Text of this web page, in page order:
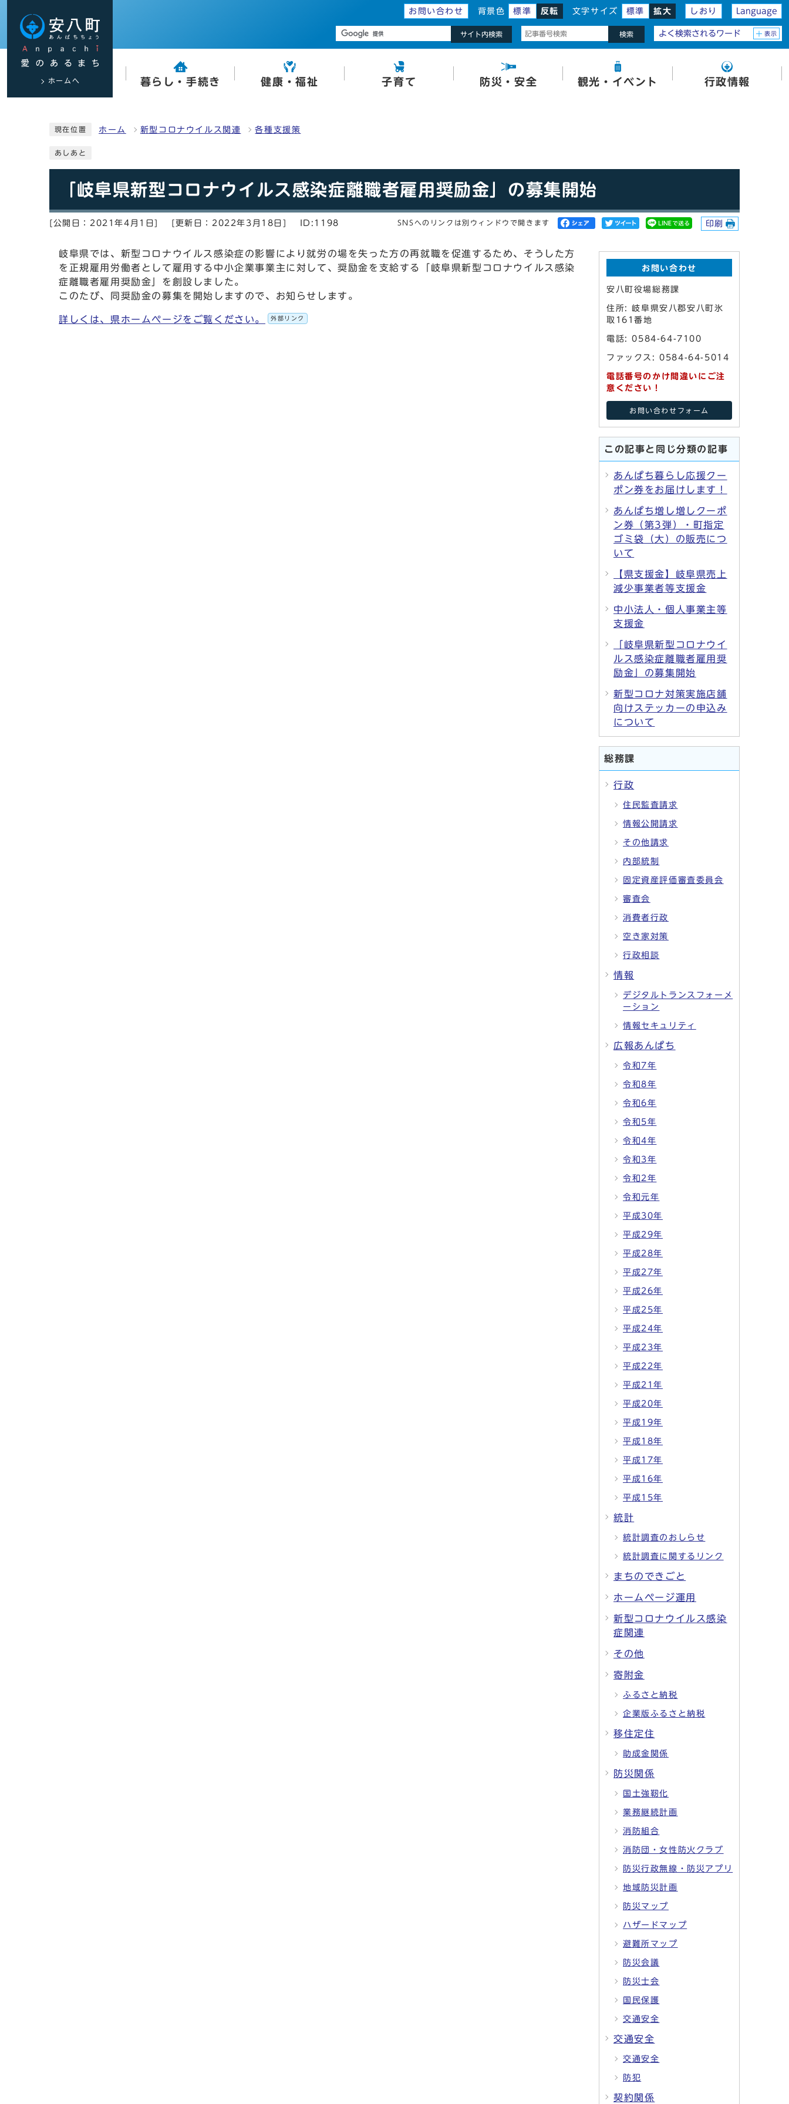
お問い合わせ 背景色 標準 反転 文字サイズ 標準 拡大 しおり Language
ホームへ
サイト内検索 検索 よく検索されるワード 表示
暮らし・手続き 健康・福祉 子育て 防災・安全 観光・イベント 行政情報
現在位置 ホーム 新型コロナウイルス関連 各種支援策
あしあと
「岐阜県新型コロナウイルス感染症離職者雇用奨励金」の募集開始
[公開日：2021年4月1日] [更新日：2022年3月18日] ID:1198 SNSへのリンクは別ウィンドウで開きます 印刷
岐阜県では、新型コロナウイルス感染症の影響により就労の場を失った方の再就職を促進するため、そうした方
を正規雇用労働者として雇用する中小企業事業主に対して、奨励金を支給する「岐阜県新型コロナウイルス感染
症離職者雇用奨励金」を創設しました。
このたび、同奨励金の募集を開始しますので、お知らせします。
詳しくは、県ホームページをご覧ください。 外部リンク
お問い合わせ
安八町役場総務課
住所: 岐阜県安八郡安八町氷
取161番地
電話: 0584-64-7100
ファックス: 0584-64-5014
電話番号のかけ間違いにご注
意ください！
お問い合わせフォーム
この記事と同じ分類の記事
あんぱち暮らし応援クー
ポン券をお届けします！
あんぱち増し増しクーポ
ン券（第3弾）・町指定
ゴミ袋（大）の販売につ
いて
【県支援金】岐阜県売上
減少事業者等支援金
中小法人・個人事業主等
支援金
「岐阜県新型コロナウイ
ルス感染症離職者雇用奨
励金」の募集開始
新型コロナ対策実施店舗
向けステッカーの申込み
について
総務課
行政
住民監査請求
情報公開請求
その他請求
内部統制
固定資産評価審査委員会
審査会
消費者行政
空き家対策
行政相談
情報
デジタルトランスフォーメ
ーション
情報セキュリティ
広報あんぱち
令和7年
令和8年
令和6年
令和5年
令和4年
令和3年
令和2年
令和元年
平成30年
平成29年
平成28年
平成27年
平成26年
平成25年
平成24年
平成23年
平成22年
平成21年
平成20年
平成19年
平成18年
平成17年
平成16年
平成15年
統計
統計調査のおしらせ
統計調査に関するリンク
まちのできごと
ホームページ運用
新型コロナウイルス感染
症関連
その他
寄附金
ふるさと納税
企業版ふるさと納税
移住定住
助成金関係
防災関係
国土強靭化
業務継続計画
消防組合
消防団・女性防火クラブ
防災行政無線・防災アプリ
地域防災計画
防災マップ
ハザードマップ
避難所マップ
防災会議
防災士会
国民保護
交通安全
交通安全
交通安全
防犯
契約関係